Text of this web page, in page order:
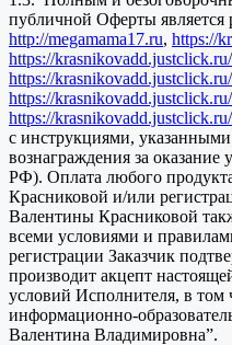
публичной Оферты является
http://megamama17.ru, https://
https://
https://
https://
https://krasnikovadd.justclick.ru/
с инструкциями,
вознаграждения за
РФ). Оплата любого
Красниковой и/или
Валентины Красниковой
всеми условиями и
регистрации Заказчик
производит акцепт
условий Исполнителя, в том
информационно-
Валентина Владимировна”.